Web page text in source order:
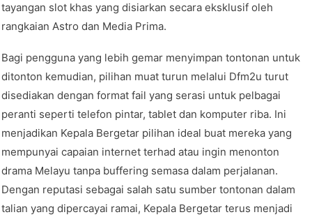
tayangan slot khas yang disiarkan secara eksklusif oleh
rangkaian Astro dan Media Prima.
Bagi pengguna yang lebih gemar menyimpan tontonan untuk
ditonton kemudian, pilihan muat turun melalui Dfm2u turut
disediakan dengan format fail yang serasi untuk pelbagai
peranti seperti telefon pintar, tablet dan komputer riba. Ini
menjadikan Kepala Bergetar pilihan ideal buat mereka yang
mempunyai capaian internet terhad atau ingin menonton
drama Melayu tanpa buffering semasa dalam perjalanan.
Dengan reputasi sebagai salah satu sumber tontonan dalam
talian yang dipercayai ramai, Kepala Bergetar terus menjadi